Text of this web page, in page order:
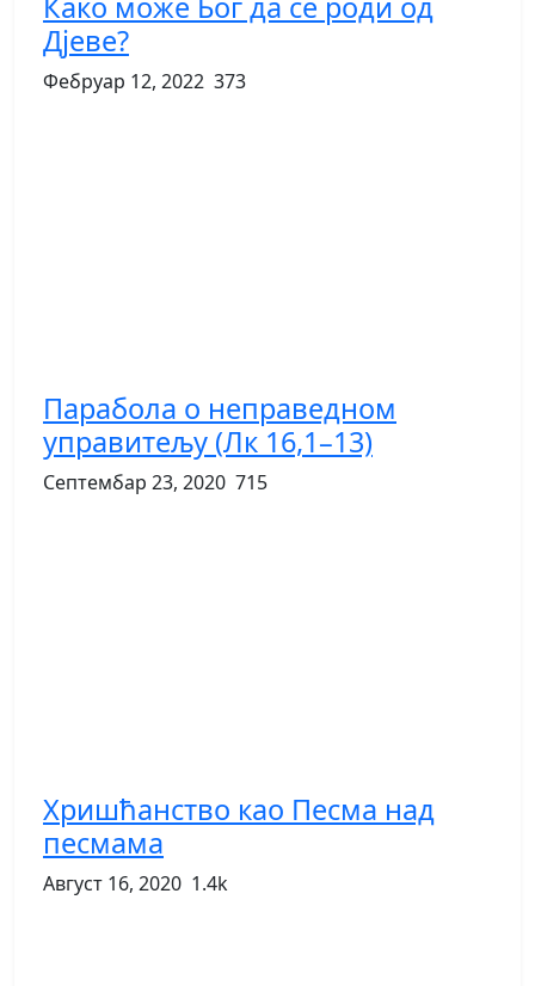
Дјеве?
Фебруар 12, 2022 373
Парабола о неправедном
управитељу (Лк 16,1–13)
Септембар 23, 2020 715
Хришћанство као Песма над
песмама
Август 16, 2020 1.4k